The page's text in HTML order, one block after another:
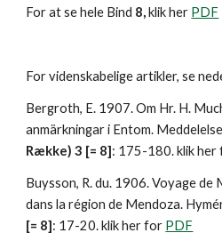
For at se hele Bind 8, klik her PDF
For videnskabelige artikler, se
Bergroth, E. 1907. Om Hr. H.
anmärkningar i Entom.
Række) 3 [= 8]: 175-180. klik her
Buysson, R. du. 1906. Voyage de
dans la région de Mendoza.
[= 8]: 17-20. klik her for PDF